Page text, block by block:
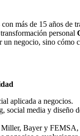
más de 15 años
personal
negocio, sino
aplicada a negocios.
social media y
Bayer y